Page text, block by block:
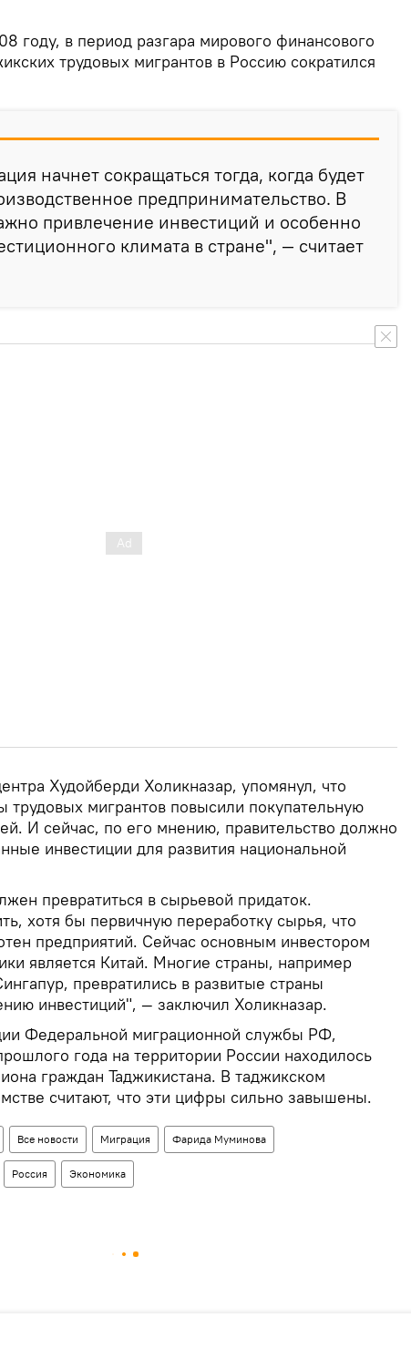
году, в период разгара мирового финансового
трудовых мигрантов в Россию сократился
начнет сокращаться тогда, когда будет
предпринимательство. В
привлечение инвестиций и особенно
климата в стране", — считает
Худойберди Холикназар, упомянул, что
мигрантов повысили покупательную
И сейчас, по его мнению, правительство должно
инвестиции для развития национальной
превратиться в сырьевой придаток.
хотя бы первичную переработку сырья, что
предприятий. Сейчас основным инвестором
является Китай. Многие страны, например
превратились в развитые страны
инвестиций", — заключил Холикназар.
Федеральной миграционной службы РФ,
года на территории России находилось
граждан Таджикистана. В таджикском
считают, что эти цифры сильно завышены.
Все новости Миграция Фарида Муминова
Россия Экономика